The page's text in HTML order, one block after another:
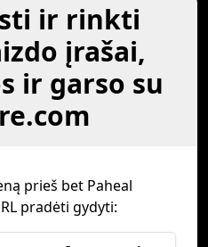
ir rinkti
įrašai,
ir garso su
prieš bet Paheal
pradėti gydyti: